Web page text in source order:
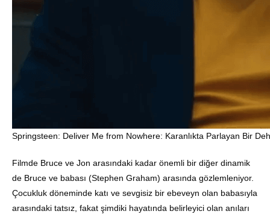
Springsteen: Deliver Me from Nowhere: Karanlıkta Parlayan Bir
Filmde Bruce ve Jon arasındaki kadar önemli bir diğer dinamik
de Bruce ve babası (Stephen Graham) arasında gözlemleniyor.
Çocukluk döneminde katı ve sevgisiz bir ebeveyn olan babasıyla
arasındaki tatsız, fakat şimdiki hayatında belirleyici olan anıları